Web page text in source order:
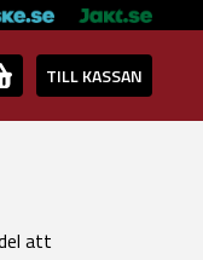
TILL KASSAN
att